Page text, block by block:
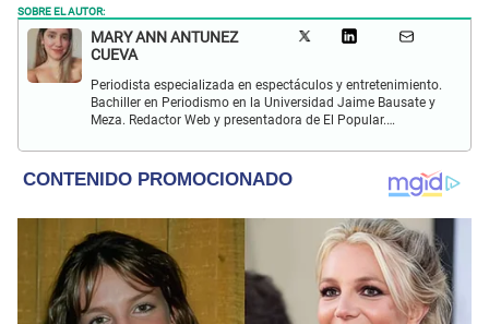
SOBRE EL AUTOR:
MARY ANN ANTUNEZ
CUEVA
Periodista especializada en espectáculos y entretenimiento.
Bachiller en Periodismo en la Universidad Jaime Bausate y
Meza. Redactor Web y presentadora de El Popular.
y espectáculos internacional.